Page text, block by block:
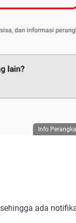
Info
ada